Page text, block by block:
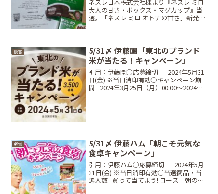
ネスレ日本株式会社様より『ネスレ ミロ
大人の甘さ・ボックス・マグカップ』当
選。「ネスレ ミロ オトナの甘さ」新発売
た。飲...
懸賞
5/31〆 伊藤園「東北のブランド
米が当たる！キャンペーン」
引用：伊藤園○応募締切⠀⠀2024年5月31
日(金) ※当日消印有効○キャンペーン期
間⠀2024年3月25日（月）00:00～2024年5
懸賞
5/31〆 伊藤ハム「朝こそ元気な
食卓キャンペーン」
引用：伊藤ハム○応募締切⠀⠀2024年5月
31日(金) ※当日消印有効○当選商品・当
選人数⠀買って当てよう! コース：朝のフ